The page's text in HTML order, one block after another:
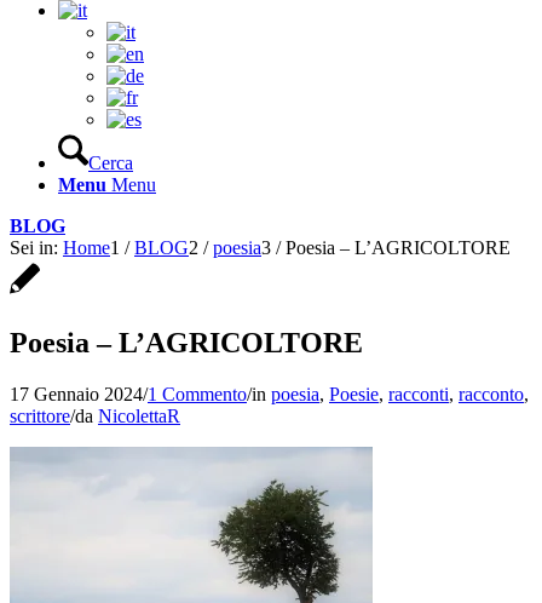
Cerca
Menu Menu
BLOG
Sei in: Home1 / BLOG2 / poesia3 / Poesia – L’AGRICOLTORE
Poesia – L’AGRICOLTORE
17 Gennaio 2024/1 Commento/in poesia, Poesie, racconti, racconto,
scrittore/da NicolettaR